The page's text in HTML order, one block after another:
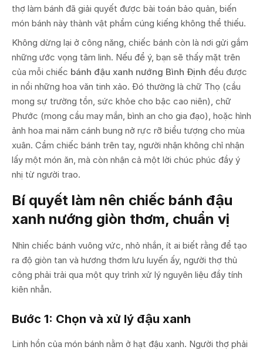
thợ làm bánh đã giải quyết được bài toán bảo quản, biến
món bánh này thành vật phẩm cúng kiếng không thể thiếu.
Không dừng lại ở công năng, chiếc bánh còn là nơi gửi gắm
những ước vọng tâm linh. Nếu để ý, bạn sẽ thấy mặt trên
của mỗi chiếc bánh đậu xanh nướng Bình Định đều được
in nổi những hoa văn tinh xảo. Đó thường là chữ Thọ (cầu
mong sự trường tồn, sức khỏe cho bậc cao niên), chữ
Phước (mong cầu may mắn, bình an cho gia đạo), hoặc hình
ảnh hoa mai năm cánh bung nở rực rỡ biểu tượng cho mùa
xuân. Cầm chiếc bánh trên tay, người nhận không chỉ nhận
lấy một món ăn, mà còn nhận cả một lời chúc phúc đầy ý
nhị từ người trao.
Bí quyết làm nên chiếc bánh đậu
xanh nướng giòn thơm, chuẩn vị
Nhìn chiếc bánh vuông vức, nhỏ nhắn, ít ai biết rằng để tạo
ra độ giòn tan và hương thơm lưu luyến ấy, người thợ thủ
công phải trải qua một quy trình xử lý nguyên liệu đầy tính
kiên nhẫn.
Bước 1: Chọn và xử lý đậu xanh
Linh hồn của món bánh nằm ở hạt đậu xanh. Người thợ phải